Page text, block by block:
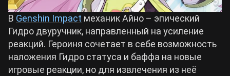
Wuthering Waves
Roblox
В Genshin Impact механик Айно – эпический
Гидро двуручник, направленный на усиление
реакций. Героиня сочетает в себе возможность
наложения Гидро статуса и баффа на новые
игровые реакции, но для извлечения из неё